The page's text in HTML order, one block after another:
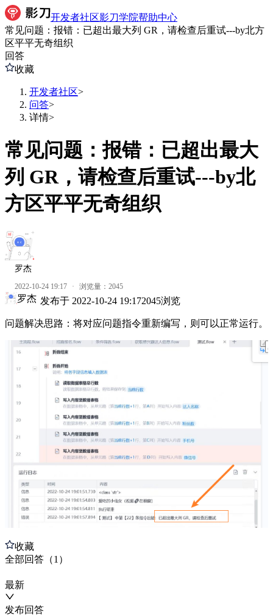
开发者社区影刀学院帮助中心
常见问题：报错：已超出最大列 GR，请检查后重试---by北方
区平平无奇组织
回答
收藏
开发者社区>
问答>
详情>
常见问题：报错：已超出最大
列 GR，请检查后重试---by北
方区平平无奇组织
罗杰
2022-10-24 19:17 · 浏览量： 2045
罗杰 发布于 2022-10-24 19:172045浏览
问题解决思路：将对应问题指令重新编写，则可以正常运行。
收藏
全部回答 （1 ）
最新
发布回答